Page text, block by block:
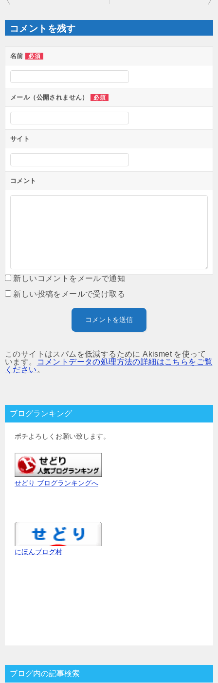
ナ
ゲ
ー
シ
ン
コメントを残す
名前 必須
メール（公開されません） 必須
サイト
コメント
新しいコメントをメールで通知
新しい投稿をメールで受け取る
このサイトはスパムを低減するために Akismet を使って
います。
コメントデータの処理方法の詳細はこちらをご覧
ください 。
ブログランキング
ポチよろしくお願い致します。
せどり ブログランキングへ
にほんブログ村
ブログ内の記事検索